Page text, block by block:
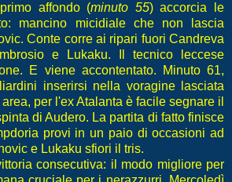
affondo (minuto 55) accorcia le
mancino micidiale che non lascia
Conte corre ai ripari fuori Candreva
e Lukaku. Il tecnico leccese
E viene accontentato. Minuto 61,
inserirsi nella voragine lasciata
per l'ex Atalanta è facile segnare il
di Audero. La partita di fatto finisce
provi in un paio di occasioni ad
e Lukaku sfiori il tris.
consecutiva: il modo migliore per